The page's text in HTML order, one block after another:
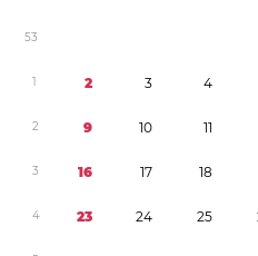
53
1 2 3 4
2 9 10 11
3 16 17 18
4 23 24 25